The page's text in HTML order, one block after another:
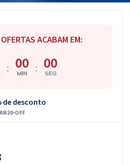
ACABAM EM:
: 00
MIN : 00
SEG
de desconto
OFF